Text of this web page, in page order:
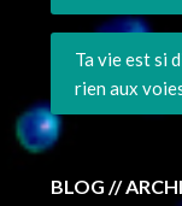
Ta vie est si
rien aux
BLOG //